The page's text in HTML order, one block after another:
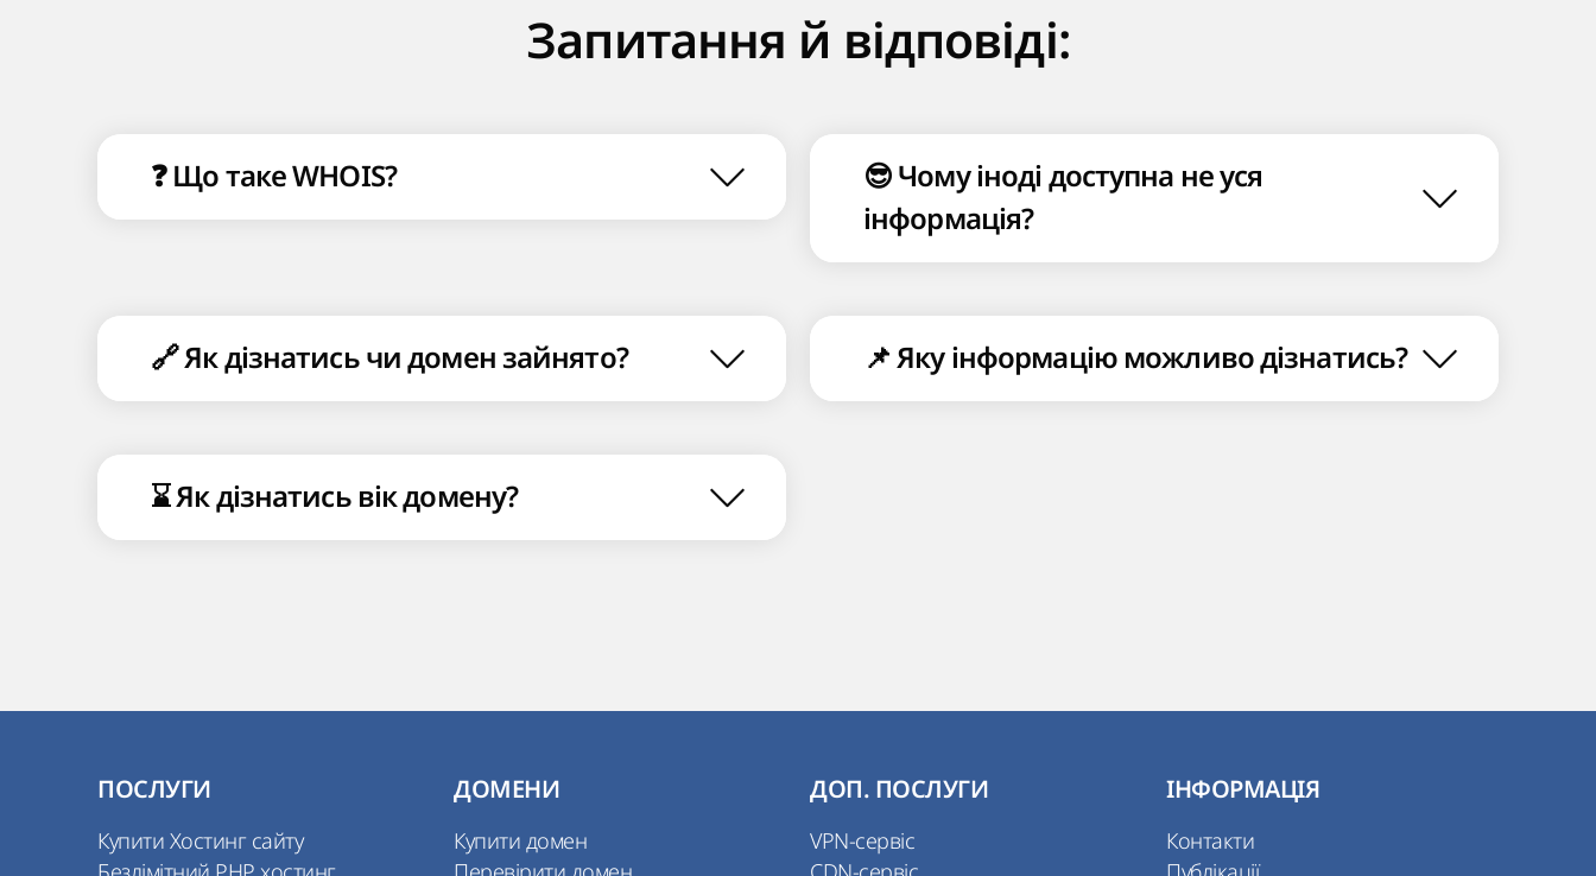
Запитання й відповіді:
❓ Що таке WHOIS?
😎 Чому іноді доступна не уся
інформація?
🔗 Як дізнатись чи домен зайнято? 📌 Яку інформацію можливо дізнатись?
⌛ Як дізнатись вік домену?
ПОСЛУГИ
Купити Хостинг сайту
ДОМЕНИ
Купити домен
ДОП. ПОСЛУГИ
VPN-сервіс
ІНФОРМАЦІЯ
Контакти